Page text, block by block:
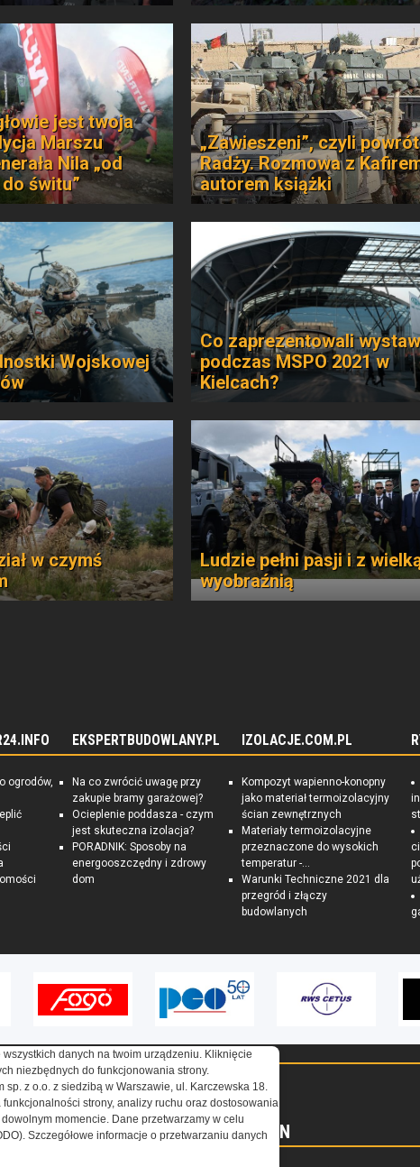
jest twoja
Marszu
Nila „od
świtu”
„Zawieszeni”, czyli powrót
Radży. Rozmowa z
autorem książki
Wojskowej
Co zaprezentowali
podczas MSPO 2021 w
Kielcach?
w czymś
Ludzie pełni pasji i z
wyobraźnią
ogrodów,
EKSPERTBUDOWLANY.PL
Na co zwrócić uwagę przy
zakupie bramy garażowej?
Ocieplenie poddasza - czym
jest skuteczna izolacja?
PORADNIK: Sposoby na
energooszczędny i zdrowy
dom
IZOLACJE.COM.PL
Kompozyt wapienno-konopny
jako materiał termoizolacyjny
ścian zewnętrznych
Materiały termoizolacyjne
przeznaczone do wysokich
temperatur -...
Warunki Techniczne 2021 dla
przegród i złączy
budowlanych
REGULAMIN
danych na twoim urządzeniu. Kliknięcie
niezbędnych do funkcjonowania strony.
z o.o. z siedzibą w Warszawie, ul. Karczewska 18.
strony, analizy ruchu oraz dostosowania
momencie. Dane przetwarzamy w celu
Szczegółowe informacje o przetwarzaniu danych